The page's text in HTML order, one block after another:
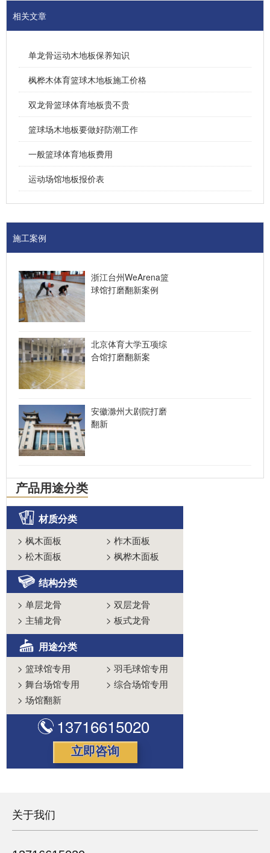
相关文章
单龙骨运动木地板保养知识
枫桦木体育篮球木地板施工价格
双龙骨篮球体育地板贵不贵
篮球场木地板要做好防潮工作
一般篮球体育地板费用
运动场馆地板报价表
施工案例
浙江台州WeArena篮
球馆打磨翻新案例
北京体育大学五项综
合馆打磨翻新案
安徽滁州大剧院打磨
翻新
产品用途分类
材质分类
> 枫木面板 > 柞木面板
> 松木面板 > 枫桦木面板
结构分类
> 单层龙骨 > 双层龙骨
> 主辅龙骨 > 板式龙骨
用途分类
> 篮球馆专用 > 羽毛球馆专用
> 舞台场馆专用 > 综合场馆专用
> 场馆翻新
13716615020
立即咨询
关于我们